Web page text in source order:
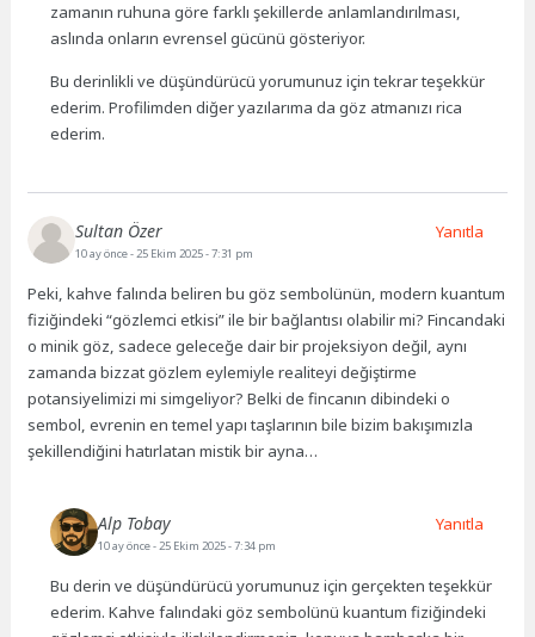
zamanın ruhuna göre farklı şekillerde anlamlandırılması,
aslında onların evrensel gücünü gösteriyor.
Bu derinlikli ve düşündürücü yorumunuz için tekrar teşekkür
ederim. Profilimden diğer yazılarıma da göz atmanızı rica
ederim.
Sultan Özer
10 ay önce- 25 Ekim 2025 - 7:31 pm
Peki, kahve falında beliren bu göz sembolünün, modern kuantum
fiziğindeki “gözlemci etkisi” ile bir bağlantısı olabilir mi? Fincandaki
o minik göz, sadece geleceğe dair bir projeksiyon değil, aynı
zamanda bizzat gözlem eylemiyle realiteyi değiştirme
potansiyelimizi mi simgeliyor? Belki de fincanın dibindeki o
sembol, evrenin en temel yapı taşlarının bile bizim bakışımızla
şekillendiğini hatırlatan mistik bir ayna…
Yanıtla
Alp Tobay
10 ay önce- 25 Ekim 2025 - 7:34 pm
Bu derin ve düşündürücü yorumunuz için gerçekten teşekkür
ederim. Kahve falındaki göz sembolünü kuantum fiziğindeki
Yanıtla